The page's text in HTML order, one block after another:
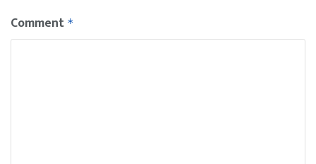
Comment *